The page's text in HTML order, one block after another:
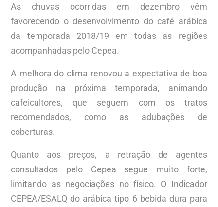
As chuvas ocorridas em dezembro vêm
favorecendo o desenvolvimento do café arábica
da temporada 2018/19 em todas as regiões
acompanhadas pelo Cepea.
A melhora do clima renovou a expectativa de boa
produção na próxima temporada, animando
cafeicultores, que seguem com os tratos
recomendados, como as adubações de
coberturas.
Quanto aos preços, a retração de agentes
consultados pelo Cepea segue muito forte,
limitando as negociações no físico. O Indicador
CEPEA/ESALQ do arábica tipo 6 bebida dura para